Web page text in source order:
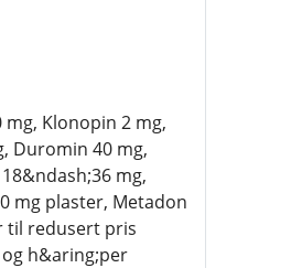
Klonopin 2 mg,
Duromin 40 mg,
mg,
mg plaster, Metadon
til redusert pris
h&aring;per